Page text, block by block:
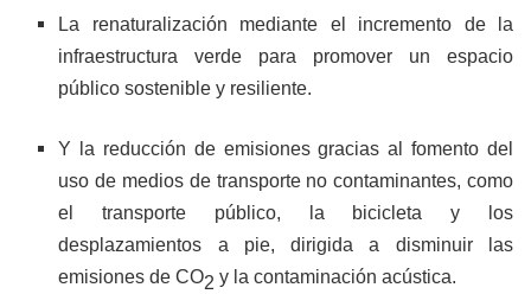
La renaturalización mediante el incremento de la
infraestructura verde para promover un espacio
público sostenible y resiliente.
Y la reducción de emisiones gracias al fomento del
uso de medios de transporte no contaminantes, como
el transporte público, la bicicleta y los
desplazamientos a pie, dirigida a disminuir las
emisiones de CO2 y la contaminación acústica.